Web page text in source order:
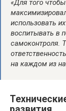
«Для того
использовать
воспитывать в
самоконтроля.
на каждом из